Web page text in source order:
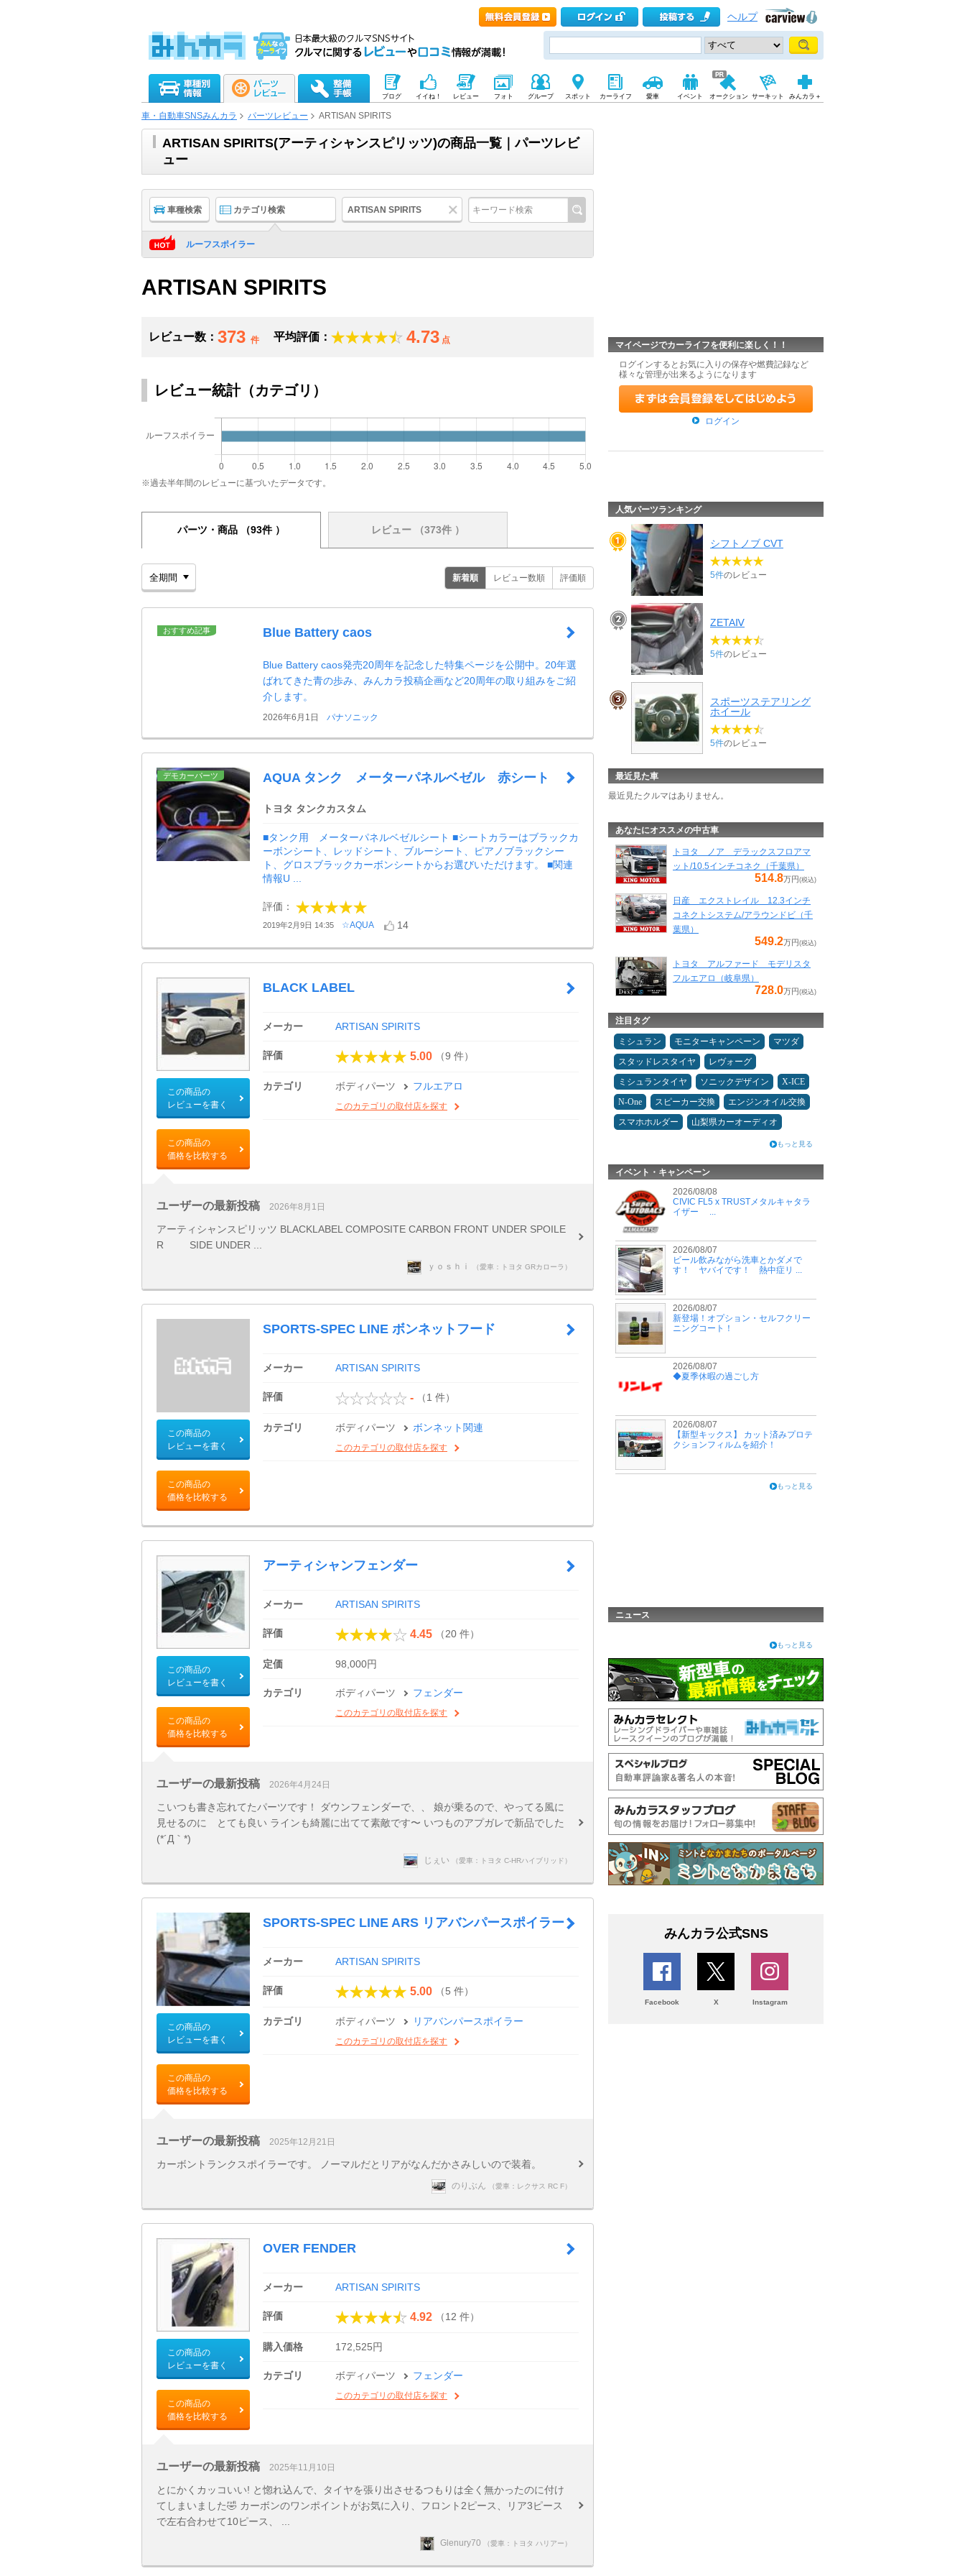
ヘルプ
ブログ イイね！ レビュー フォト グループ スポット カーライフ 愛車 イベント オークション サーキット みんカラ＋
車・自動車SNSみんカラ パーツレビュー ARTISAN SPIRITS
ARTISAN SPIRITS(アーティシャンスピリッツ)の商品一覧｜パーツレビ
ュー
車種検索 カテゴリ検索 ARTISAN SPIRITS
ルーフスポイラー
ARTISAN SPIRITS
レビュー数： 373 件 平均評価： 4.73 点
レビュー統計（カテゴリ）
※過去半年間のレビューに基づいたデータです。
パーツ・商品 （93件 ） レビュー （373件 ）
新着順 レビュー数順 評価順
おすすめ記事 Blue Battery caos
Blue Battery caos発売20周年を記念した特集ページを公開中。20年選
ばれてきた青の歩み、みんカラ投稿企画など20周年の取り組みをご紹
介します。
2026年6月1日 パナソニック
デモカーパーツ AQUA タンク メーターパネルベゼル 赤シート
トヨタ タンクカスタム
■タンク用 メーターパネルベゼルシート ■シートカラーはブラックカ
ーボンシート、レッドシート、ブルーシート、ピアノブラックシー
ト、グロスブラックカーボンシートからお選びいただけます。 ■関連
情報U ...
評価：
2019年2月9日 14:35 ☆AQUA 14
この商品の
レビューを書く
この商品の
価格を比較する
BLACK LABEL
メーカー ARTISAN SPIRITS
評価 5.00 （9 件）
カテゴリ ボディパーツ フルエアロ
このカテゴリの取付店を探す
ユーザーの最新投稿 2026年8月1日
アーティシャンスピリッツ BLACKLABEL COMPOSITE CARBON FRONT UNDER SPOILE
R SIDE UNDER ...
ｙｏｓｈｉ （愛車：トヨタ GRカローラ）
この商品の
レビューを書く
この商品の
価格を比較する
SPORTS-SPEC LINE ボンネットフード
メーカー ARTISAN SPIRITS
評価 - （1 件）
カテゴリ ボディパーツ ボンネット関連
このカテゴリの取付店を探す
この商品の
レビューを書く
この商品の
価格を比較する
アーティシャンフェンダー
メーカー ARTISAN SPIRITS
評価 4.45 （20 件）
定価 98,000円
カテゴリ ボディパーツ フェンダー
このカテゴリの取付店を探す
ユーザーの最新投稿 2026年4月24日
こいつも書き忘れてたパーツです！ ダウンフェンダーで、、 娘が乗るので、やってる風に
見せるのに とても良い ラインも綺麗に出てて素敵です〜 いつものアプガレで新品でした
(*´Д｀*)
じぇい （愛車：トヨタ C-HRハイブリッド）
この商品の
レビューを書く
この商品の
価格を比較する
SPORTS-SPEC LINE ARS リアバンパースポイラー
メーカー ARTISAN SPIRITS
評価 5.00 （5 件）
カテゴリ ボディパーツ リアバンパースポイラー
このカテゴリの取付店を探す
ユーザーの最新投稿 2025年12月21日
カーボントランクスポイラーです。 ノーマルだとリアがなんだかさみしいので装着。
のりぶん （愛車：レクサス RC F）
この商品の
レビューを書く
この商品の
価格を比較する
OVER FENDER
メーカー ARTISAN SPIRITS
評価 4.92 （12 件）
購入価格 172,525円
カテゴリ ボディパーツ フェンダー
このカテゴリの取付店を探す
ユーザーの最新投稿 2025年11月10日
とにかくカッコいい! と惚れ込んで、タイヤを張り出させるつもりは全く無かったのに付け
てしまいました🤣 カーボンのワンポイントがお気に入り、フロント2ピース、リア3ピース
で左右合わせて10ピース、 ...
Glenury70 （愛車：トヨタ ハリアー）
マイページでカーライフを便利に楽しく！！
ログインするとお気に入りの保存や燃費記録など
様々な管理が出来るようになります
ログイン
人気パーツランキング
シフトノブ CVT
5件のレビュー
ZETAⅣ
5件のレビュー
スポーツステアリング
ホイール
5件のレビュー
最近見た車
最近見たクルマはありません。
あなたにオススメの中古車
トヨタ ノア デラックスフロアマ
ット/10.5インチコネク（千葉県）
514.8万円(税込)
日産 エクストレイル 12.3インチ
コネクトシステム/アラウンドビ（千
葉県）
549.2万円(税込)
トヨタ アルファード モデリスタ
フルエアロ（岐阜県）
728.0万円(税込)
注目タグ
ミシュラン モニターキャンペーン
マツダ
スタッドレスタイヤ
レヴォーグ
ミシュランタイヤ
ソニックデザイン
X-ICE
N-One
スピーカー交換
エンジンオイル交換
スマホホルダー
山梨県カーオーディオ
もっと見る
イベント・キャンペーン
2026/08/08
CIVIC FL5 x TRUSTメタルキャタラ
イザー ...
2026/08/07
ビール飲みながら洗車とかダメで
す！ ヤバイです！ 熱中症リ ...
2026/08/07
新登場！オプション・セルフクリー
ニングコート！
2026/08/07
◆夏季休暇の過ごし方
2026/08/07
【新型キックス】 カット済みプロテ
クションフィルムを紹介！
もっと見る
ニュース
もっと見る
みんカラ公式SNS
Facebook X Instagram